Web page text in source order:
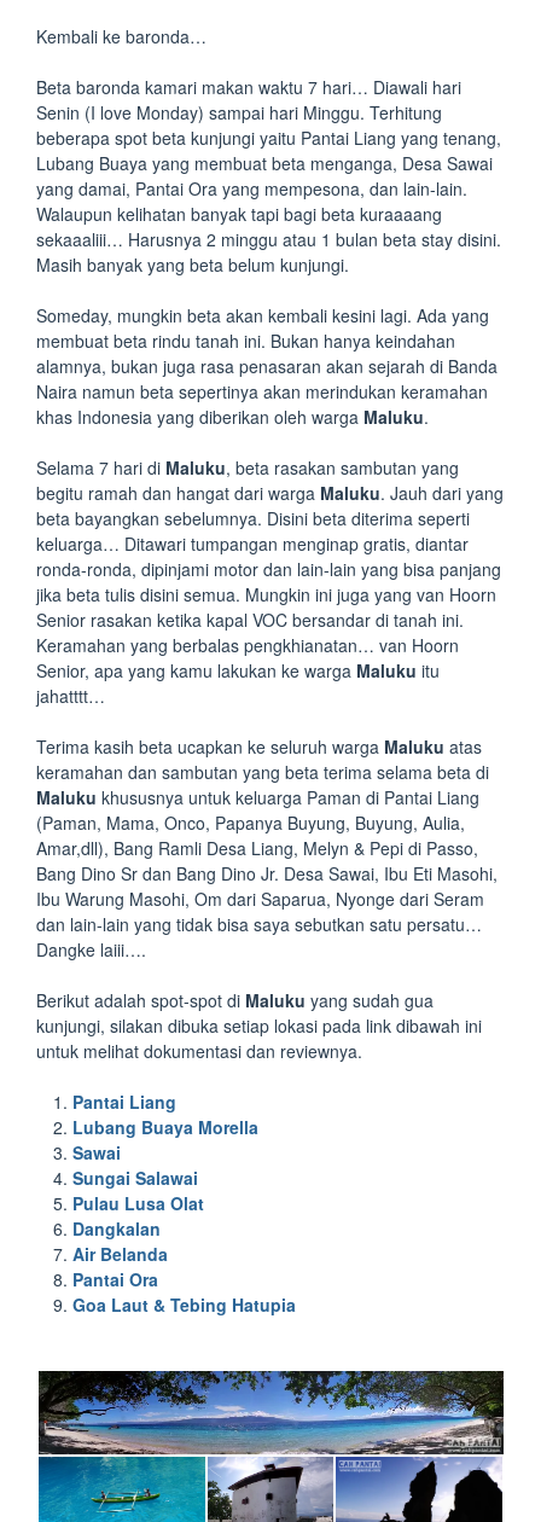
Kembali ke baronda…
Beta baronda kamari makan waktu 7 hari… Diawali hari
Senin (I love Monday) sampai hari Minggu. Terhitung
beberapa spot beta kunjungi yaitu Pantai Liang yang tenang,
Lubang Buaya yang membuat beta menganga, Desa Sawai
yang damai, Pantai Ora yang mempesona, dan lain-lain.
Walaupun kelihatan banyak tapi bagi beta kuraaaang
sekaaaliii… Harusnya 2 minggu atau 1 bulan beta stay disini.
Masih banyak yang beta belum kunjungi.
Someday, mungkin beta akan kembali kesini lagi. Ada yang
membuat beta rindu tanah ini. Bukan hanya keindahan
alamnya, bukan juga rasa penasaran akan sejarah di Banda
Naira namun beta sepertinya akan merindukan keramahan
khas Indonesia yang diberikan oleh warga Maluku.
Selama 7 hari di Maluku, beta rasakan sambutan yang
begitu ramah dan hangat dari warga Maluku. Jauh dari yang
beta bayangkan sebelumnya. Disini beta diterima seperti
keluarga… Ditawari tumpangan menginap gratis, diantar
ronda-ronda, dipinjami motor dan lain-lain yang bisa panjang
jika beta tulis disini semua. Mungkin ini juga yang van Hoorn
Senior rasakan ketika kapal VOC bersandar di tanah ini.
Keramahan yang berbalas pengkhianatan… van Hoorn
Senior, apa yang kamu lakukan ke warga Maluku itu
jahatttt…
Terima kasih beta ucapkan ke seluruh warga Maluku atas
keramahan dan sambutan yang beta terima selama beta di
Maluku khususnya untuk keluarga Paman di Pantai Liang
(Paman, Mama, Onco, Papanya Buyung, Buyung, Aulia,
Amar,dll), Bang Ramli Desa Liang, Melyn & Pepi di Passo,
Bang Dino Sr dan Bang Dino Jr. Desa Sawai, Ibu Eti Masohi,
Ibu Warung Masohi, Om dari Saparua, Nyonge dari Seram
dan lain-lain yang tidak bisa saya sebutkan satu persatu…
Dangke laiii….
Berikut adalah spot-spot di Maluku yang sudah gua
kunjungi, silakan dibuka setiap lokasi pada link dibawah ini
untuk melihat dokumentasi dan reviewnya.
Pantai Liang
Lubang Buaya Morella
Sawai
Sungai Salawai
Pulau Lusa Olat
Dangkalan
Air Belanda
Pantai Ora
Goa Laut & Tebing Hatupia